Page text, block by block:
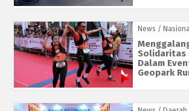
News /
Solidaritas
Dalam
Geopark